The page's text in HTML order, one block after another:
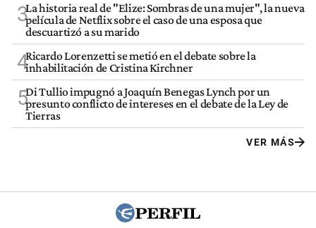
3La historia real de "Elize: Sombras de una mujer", la nueva
película de Netflix sobre el caso de una esposa que
descuartizó a su marido
4Ricardo Lorenzetti se metió en el debate sobre la
inhabilitación de Cristina Kirchner
5Di Tullio impugnó a Joaquín Benegas Lynch por un
presunto conflicto de intereses en el debate de la Ley de
Tierras
VER MÁS